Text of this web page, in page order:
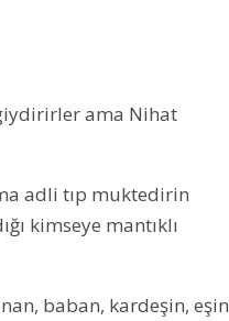
ama Nihat
adli tıp muktedirin
kimseye mantıklı
baban, kardeşin, eşin